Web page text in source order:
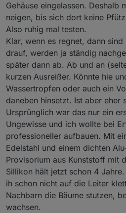
Gehäuse eingelassen. Deshalb
neigen, bis sich dort keine
Also ruhig mal testen.
Klar, wenn es regnet, dann
drauf, werden ja ständig
später dann ab. Ab und an
kurzen Ausreißer. Könnte hie
Wassertropfen oder auch ein
daneben hinsetzt. Ist aber eher
Ursprünglich war das nur ein
Ungewisse und ich wollte bei
professioneller aufbauen. Mit
Edelstahl und einem dichten
Provisorium aus Kunststoff mit
Sillikon hält jetzt schon 4
ih schon nicht auf die Leiter
Nachbarn die Bäume stutzen,
wachsen.